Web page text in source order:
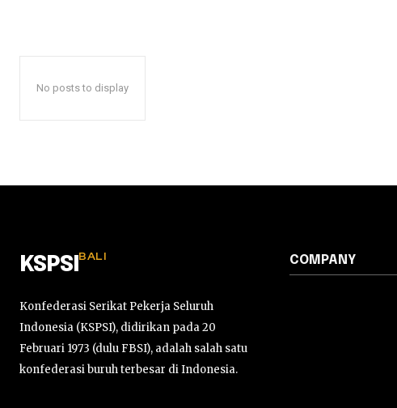
No posts to display
KSPSI BALI
Konfederasi Serikat Pekerja Seluruh
Indonesia (KSPSI), didirikan pada 20
Februari 1973 (dulu FBSI), adalah salah satu
konfederasi buruh terbesar di Indonesia.
COMPANY